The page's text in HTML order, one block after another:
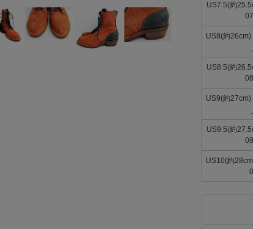
US7.5(約
US8(約
US8.5(約
US9(約
US9.5(約
US10(約